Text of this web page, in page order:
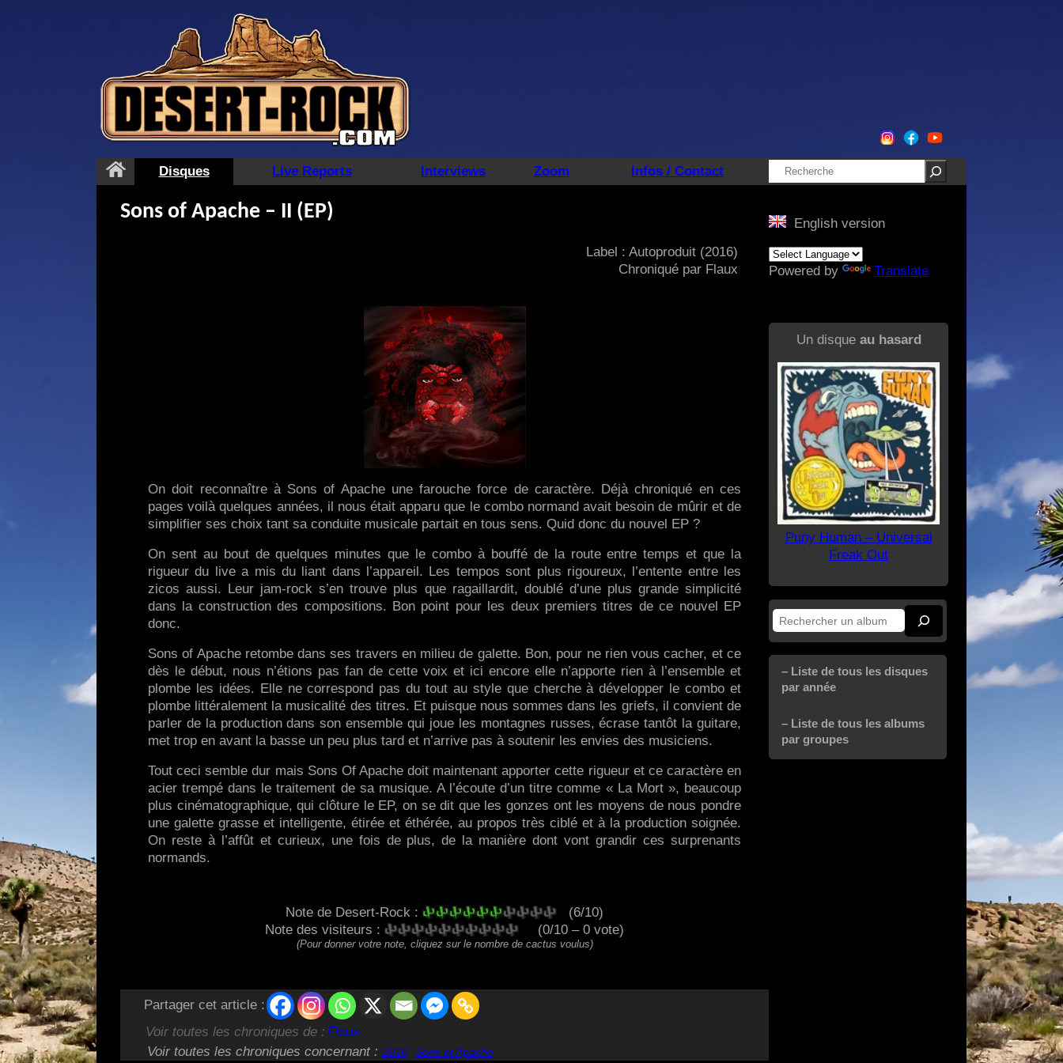
Disques Live Reports Interviews Zoom Infos / Contact Rechercher
Sons of Apache – II (EP)
Label : Autoproduit (2016)
Chroniqué par Flaux
On doit reconnaître à Sons of Apache une farouche force de caractère. Déjà chroniqué en ces
pages voilà quelques années, il nous était apparu que le combo normand avait besoin de mûrir et de
simplifier ses choix tant sa conduite musicale partait en tous sens. Quid donc du nouvel EP ?
On sent au bout de quelques minutes que le combo à bouffé de la route entre temps et que la
rigueur du live a mis du liant dans l’appareil. Les tempos sont plus rigoureux, l’entente entre les
zicos aussi. Leur jam-rock s’en trouve plus que ragaillardit, doublé d’une plus grande simplicité
dans la construction des compositions. Bon point pour les deux premiers titres de ce nouvel EP
donc.
Sons of Apache retombe dans ses travers en milieu de galette. Bon, pour ne rien vous cacher, et ce
dès le début, nous n’étions pas fan de cette voix et ici encore elle n’apporte rien à l’ensemble et
plombe les idées. Elle ne correspond pas du tout au style que cherche à développer le combo et
plombe littéralement la musicalité des titres. Et puisque nous sommes dans les griefs, il convient de
parler de la production dans son ensemble qui joue les montagnes russes, écrase tantôt la guitare,
met trop en avant la basse un peu plus tard et n’arrive pas à soutenir les envies des musiciens.
Tout ceci semble dur mais Sons Of Apache doit maintenant apporter cette rigueur et ce caractère en
acier trempé dans le traitement de sa musique. A l’écoute d’un titre comme « La Mort », beaucoup
plus cinématographique, qui clôture le EP, on se dit que les gonzes ont les moyens de nous pondre
une galette grasse et intelligente, étirée et éthérée, au propos très ciblé et à la production soignée.
On reste à l’affût et curieux, une fois de plus, de la manière dont vont grandir ces surprenants
normands.
Note de Desert-Rock :
(6/10)
Note des visiteurs :
(0/10 – 0 vote)
(Pour donner votre note, cliquez sur le nombre de cactus voulus)
Partager cet article :
Voir toutes les chroniques de : Flaux
Voir toutes les chroniques concernant : 2016 Sons of Apache
English version
Powered by Translate
Un disque au hasard
Puny Human – Universal
Freak Out
Rechercher
– Liste de tous les disques
par année
– Liste de tous les albums
par groupes